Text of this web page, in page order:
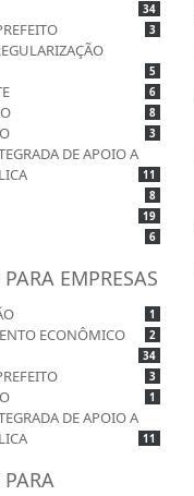
34
3
5
6
8
3
DE APOIO A
11
8
19
6
EMPRESAS
1
ECONÔMICO 2
34
3
1
DE APOIO A
11
PARA